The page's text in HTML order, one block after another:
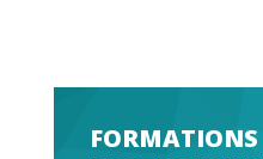
FORMATIONS